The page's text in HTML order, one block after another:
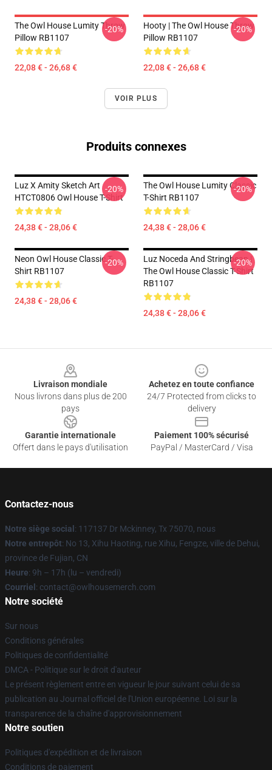
The Owl House Lumity Throw
Pillow RB1107
22,08 € - 26,68 €
-20%
Hooty | The Owl House Throw
Pillow RB1107
22,08 € - 26,68 €
-20%
VOIR PLUS
Produits connexes
Luz X Amity Sketch Art
HTCT0806 Owl House T-Shirt
24,38 € - 28,06 €
-20%
The Owl House Lumity Classic
T-Shirt RB1107
24,38 € - 28,06 €
-20%
Neon Owl House Classic T-
Shirt RB1107
24,38 € - 28,06 €
-20%
Luz Noceda And Stringbean |
The Owl House Classic T-Shirt
RB1107
24,38 € - 28,06 €
-20%
Livraison mondiale
Nous livrons dans plus de 200
pays
Achetez en toute confiance
24/7 Protected from clicks to
delivery
Garantie internationale
Offert dans le pays d'utilisation
Paiement 100% sécurisé
PayPal / MasterCard / Visa
Contactez-nous
Notre siège social : 117137 Dr Mckinney, Tx 75070, nous
Notre entrepôt: No 13, Xihu Haoting, rue Xihu, Fengze, ville de Dehui,
province de Fujian, CN
Heure: 9h – 17h (lu – vendredi)
Courriel : contact@owlhousemerch.com
Notre société
Sur nous
Conditions générales
Politiques de confidentialité
DMCA - Politique sur le droit d'auteur
Le présent règlement entre en vigueur le jour suivant celui de sa
publication au Journal officiel de l'Union européenne. Loi sur la
transparence de la chaîne d'approvisionnement
Notre soutien
Politiques d'expédition et de livraison
Conditions de paiement